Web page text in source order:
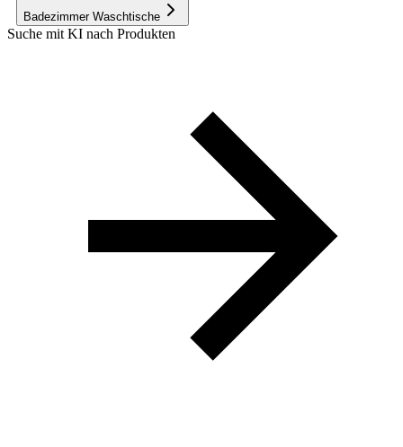
Badezimmer Waschtische
Suche mit KI nach Produkten